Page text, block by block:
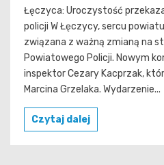
Łęczyca: Uroczystość
policji W Łęczycy, sercu
związana z ważną zmianą na
Powiatowego Policji. Nowym
inspektor Cezary Kacprzak,
Marcina Grzelaka. Wydarzenie...
Czytaj dalej